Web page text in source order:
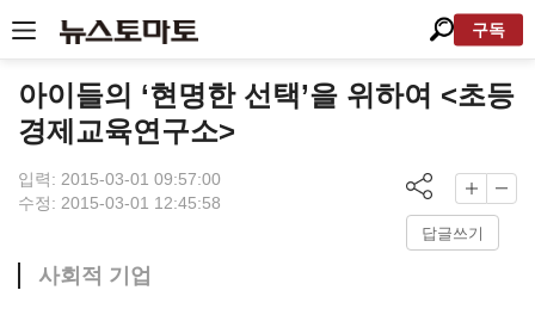
구독
아이들의 ‘현명한 선택’을 위하여 <초등
경제교육연구소>
입력: 2015-03-01 09:57:00
수정: 2015-03-01 12:45:58
답글쓰기
사회적 기업